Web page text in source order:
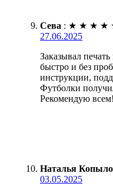
Сева : ★ ★ ★ ★
27.06.2025
Заказывал
быстро и без
инструкции,
Футболки
Рекомендую всем!
Наталья
03.05.2025